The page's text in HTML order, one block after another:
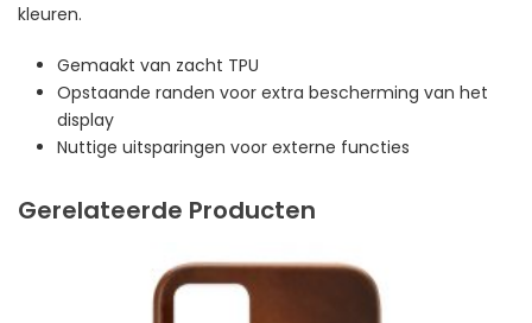
kleuren.
Gemaakt van zacht TPU
Opstaande randen voor extra bescherming van het
display
Nuttige uitsparingen voor externe functies
Gerelateerde Producten